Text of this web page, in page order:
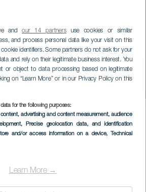
andour 14 partnersuse cookies or similar
and process personal data like your visit on this
identifiers. Some partners do not ask for your
and rely on their legitimate business interest. You
or object to data processing based on legitimate
on “Learn More” or in our Privacy Policy on this
for the following purposes:
advertising and content measurement, audience
, Precise geolocation data, and identification
and/or access information on a device, Technical
Learn More →
Карлоса